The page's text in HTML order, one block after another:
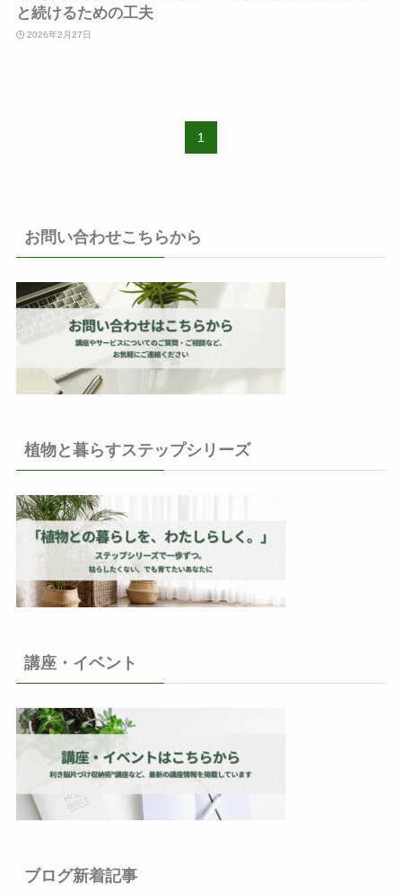
と続けるための工夫
2026年2月27日
1
お問い合わせこちらから
植物と暮らすステップシリーズ
講座・イベント
ブログ新着記事